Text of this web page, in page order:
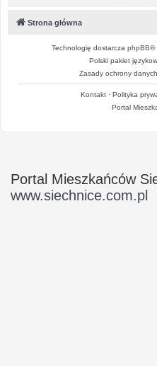
Strona główna
Technologię dostarcza phpBB®
Polski pakiet
Zasady ochrony
Kontakt· Polityka
Portal
Portal Mieszkańców
www.siechnice.com.pl